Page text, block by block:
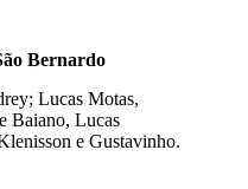
Bernardo
Lucas Motas,
Baiano, Lucas
e Gustavinho.